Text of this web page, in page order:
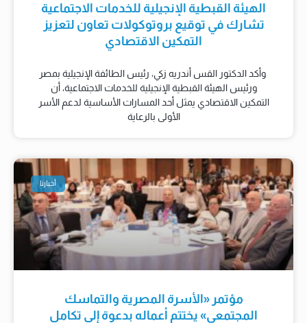
الهيئة القبطية الإنجيلية للخدمات الاجتماعية
تشارك في توقيع بروتوكولات تعاون لتعزيز
التمكين الاقتصادي
وأكد الدكتور القس أندريه زكي، رئيس الطائفة الإنجيلية بمصر
ورئيس الهيئة القبطية الإنجيلية للخدمات الاجتماعية، أن
التمكين الاقتصادي يمثل أحد المسارات الأساسية لدعم الأسر
الأولى بالرعاية
أخبارنا
مؤتمر «الأسرة المصرية والتماسك
المجتمعي» يختتم أعماله بدعوة إلى تكامل